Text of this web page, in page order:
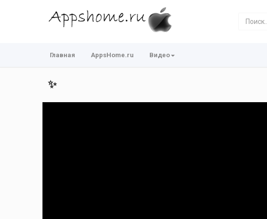
Главная AppsHome.ru Видео
✨